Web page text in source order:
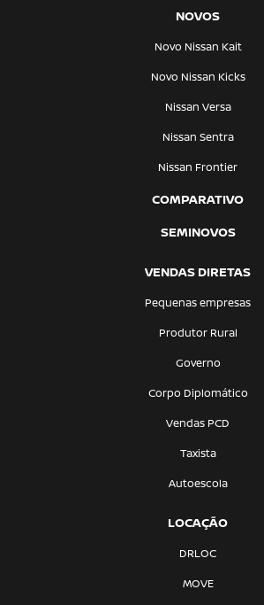
NOVOS
Novo Nissan Kait
Novo Nissan Kicks
Nissan Versa
Nissan Sentra
Nissan Frontier
COMPARATIVO
SEMINOVOS
VENDAS DIRETAS
Pequenas empresas
Produtor Rural
Governo
Corpo Diplomático
Vendas PCD
Taxista
Autoescola
LOCAÇÃO
DRLOC
MOVE